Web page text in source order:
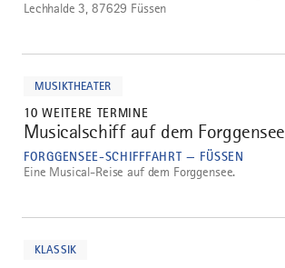
Lechhalde 3, 87629 Füssen
MUSIKTHEATER
10 WEITERE TERMINE
2
Musicalschiff auf dem Forggensee
FORGGENSEE-SCHIFFFAHRT — FÜSSEN
Eine Musical-Reise auf dem Forggensee.
KLASSIK